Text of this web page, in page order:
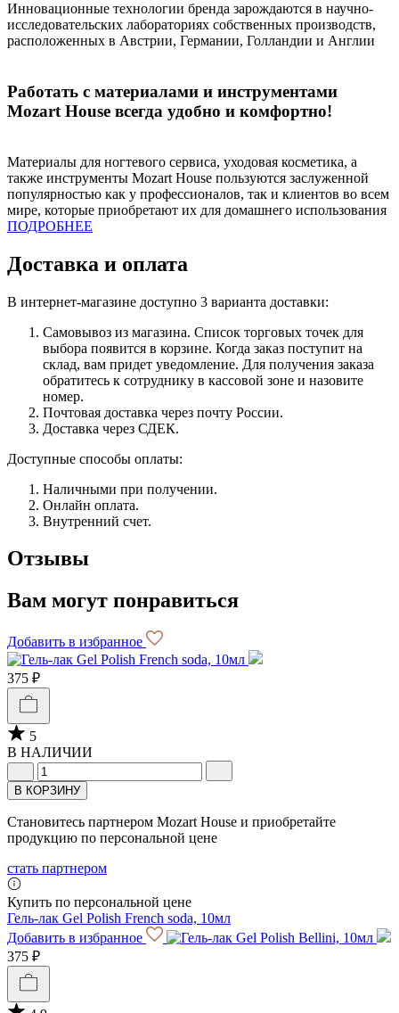
Инновационные технологии бренда зарождаются в научно-
исследовательских лабораториях собственных производств,
расположенных в Австрии, Германии, Голландии и Англии
Работать с материалами и инструментами
Mozart House всегда удобно и комфортно!
Материалы для ногтевого сервиса, уходовая косметика, а
также инструменты Mozart House пользуются заслуженной
популярностью как у профессионалов, так и клиентов во всем
мире, которые приобретают их для домашнего использования
ПОДРОБНЕЕ
Доставка и оплата
В интернет-магазине доступно 3 варианта доставки:
Самовывоз из магазина. Список торговых точек для
выбора появится в корзине. Когда заказ поступит на
склад, вам придет уведомление. Для получения заказа
обратитесь к сотруднику в кассовой зоне и назовите
номер.
Почтовая доставка через почту России.
Доставка через СДЕК.
Доступные способы оплаты:
Наличными при получении.
Онлайн оплата.
Внутренний счет.
Отзывы
Вам могут понравиться
Добавить в избранное
375 ₽
5
В НАЛИЧИИ
В КОРЗИНУ
Становитесь партнером Mozart House и приобретайте
продукцию по персональной цене
стать партнером
Купить по персональной цене
Гель-лак Gel Polish French soda, 10мл
Добавить в избранное
375 ₽